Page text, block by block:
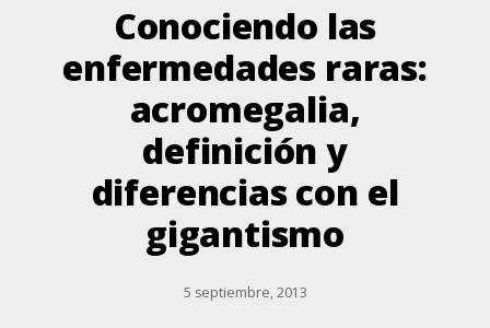
Conociendo las
enfermedades raras:
acromegalia,
definición y
diferencias con el
gigantismo
5 septiembre, 2013